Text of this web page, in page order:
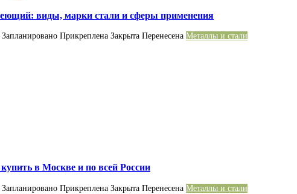
виды, марки стали и сферы применения
Запланировано Прикреплена Закрыта Перенесена Металлы и стали
в Москве и по всей России
Запланировано Прикреплена Закрыта Перенесена Металлы и стали